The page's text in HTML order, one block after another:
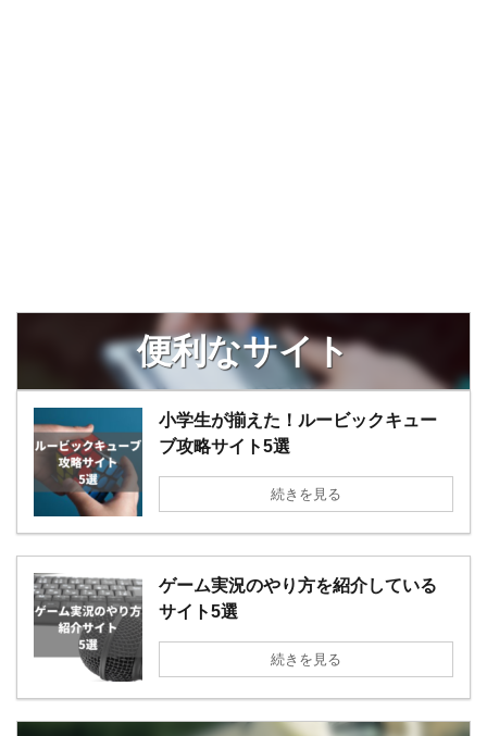
便利なサイト
小学生が揃えた！ルービックキュー
ブ攻略サイト5選
続きを見る
ゲーム実況のやり方を紹介している
サイト5選
続きを見る